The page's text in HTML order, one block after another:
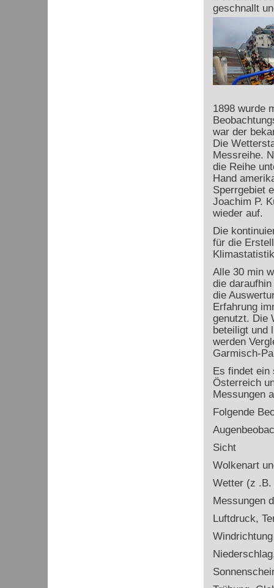
geschnallt
1898 wurde
war der
Die
Messreihe.
die Reihe
Hand
Sperrgebiet
Joachim P.
wieder auf.
Die
für die
Alle 30 min
die
die
Erfahrung
genutzt. Die
beteiligt und
werden
Garmisch-
Es findet ein
Österreich
Messungen
Folgende
Sicht
Wolkenart
Wetter (z .B.
Messungen
Luftdruck,